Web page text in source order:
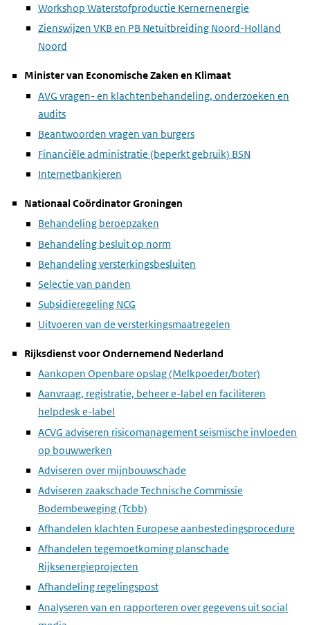
Workshop Waterstofproductie Kernernenergie
Zienswijzen VKB en PB Netuitbreiding Noord-Holland
Noord
Minister van Economische Zaken en Klimaat
AVG vragen- en klachtenbehandeling, onderzoeken en
audits
Beantwoorden vragen van burgers
Financiële administratie (beperkt gebruik) BSN
Internetbankieren
Nationaal Coördinator Groningen
Behandeling beroepzaken
Behandeling besluit op norm
Behandeling versterkingsbesluiten
Selectie van panden
Subsidieregeling NCG
Uitvoeren van de versterkingsmaatregelen
Rijksdienst voor Ondernemend Nederland
Aankopen Openbare opslag (Melkpoeder/boter)
Aanvraag, registratie, beheer e-label en faciliteren
helpdesk e-label
ACVG adviseren risicomanagement seismische invloeden
op bouwwerken
Adviseren over mijnbouwschade
Adviseren zaakschade Technische Commissie
Bodembeweging (Tcbb)
Afhandelen klachten Europese aanbestedingsprocedure
Afhandelen tegemoetkoming planschade
Rijksenergieprojecten
Afhandeling regelingspost
Analyseren van en rapporteren over gegevens uit social